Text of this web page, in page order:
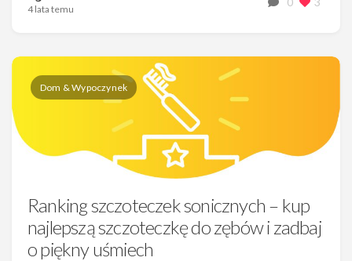
4 lata temu
Dom & Wypoczynek
Ranking szczoteczek sonicznych – kup
najlepszą szczoteczkę do zębów i zadbaj
o piękny uśmiech